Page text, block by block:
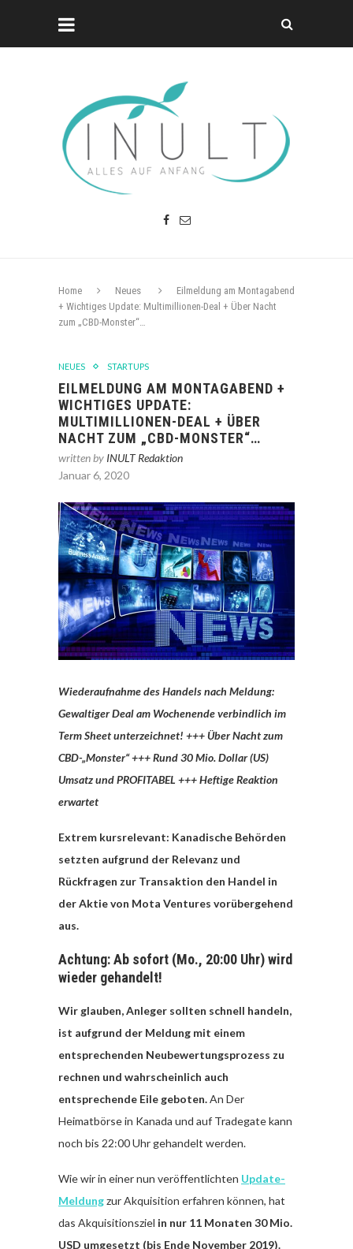
Home Neues
Eilmeldung am Montagabend
+ Wichtiges Update: Multimillionen-Deal + Über Nacht
zum „CBD-Monster“…
NEUES STARTUPS
EILMELDUNG AM MONTAGABEND +
WICHTIGES UPDATE:
MULTIMILLIONEN-DEAL + ÜBER
NACHT ZUM „CBD-MONSTER“…
written by INULT Redaktion
Januar 6, 2020
Wiederaufnahme des Handels nach Meldung:
Gewaltiger Deal am Wochenende verbindlich im
Term Sheet unterzeichnet! +++ Über Nacht zum
CBD-„Monster“ +++ Rund 30 Mio. Dollar (US)
Umsatz und PROFITABEL +++ Heftige Reaktion
erwartet
Extrem kursrelevant: Kanadische Behörden
setzten aufgrund der Relevanz und
Rückfragen zur Transaktion den Handel in
der Aktie von Mota Ventures vorübergehend
aus.
Achtung: Ab sofort (Mo., 20:00 Uhr) wird
wieder gehandelt!
Wir glauben, Anleger sollten schnell handeln,
ist aufgrund der Meldung mit einem
entsprechenden Neubewertungsprozess zu
rechnen und wahrscheinlich auch
entsprechende Eile geboten.An Der
Heimatbörse in Kanada und auf Tradegate kann
noch bis 22:00 Uhr gehandelt werden.
Wie wir in einer nun veröffentlichten Update-
Meldungzur Akquisition erfahren können, hat
das Akquisitionsziel in nur 11 Monaten 30 Mio.
USD umgesetzt (bis Ende November 2019).